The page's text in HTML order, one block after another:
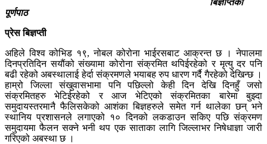
पूर्णपाठ
प्रेस बिज्ञप्ती
अहिले विश्व कोभिड १९, नोबल कोरोना भाईरसबाट आक्रन्त छ । नेपालमा
दिनप्रतिदिन सयौंको संख्यामा कोरोना संक्रमित थपिईरहेको र मृत्यु दर पनि
बढी रहेको अबस्थालाई हेर्दा संक्रमणले भयाबह रुप धारण गर्दै गैरहेको देखिन्छ ।
हाम्रो जिल्ला संखुवासभामा पनि पछिल्लो केही दिन देखि दिनहुँ जसो
संक्रमितहरु भेटिईरहेको र आज भेटिएको संक्रमितका बारेमा बुझ्दा
समुदायस्तरमानै फैलिसकेको आशंका बिज्ञहरुले समेत गर्न थालेका छन् भने
स्थानिय प्रशासनले लगाएको १० दिनको लकडाउन सकिए पछि संक्रमण
समुदायमा फैलन सक्ने भनी थप एक साताका लागि जिल्लाभर निषेधाज्ञा जारी
गरिएको अबस्था छ ।